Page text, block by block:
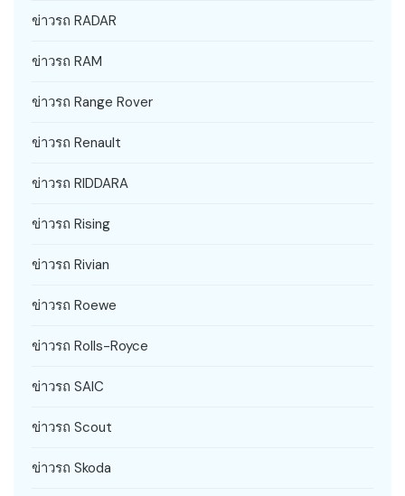
ข่าวรถ RADAR
ข่าวรถ RAM
ข่าวรถ Range Rover
ข่าวรถ Renault
ข่าวรถ RIDDARA
ข่าวรถ Rising
ข่าวรถ Rivian
ข่าวรถ Roewe
ข่าวรถ Rolls-Royce
ข่าวรถ SAIC
ข่าวรถ Scout
ข่าวรถ Skoda